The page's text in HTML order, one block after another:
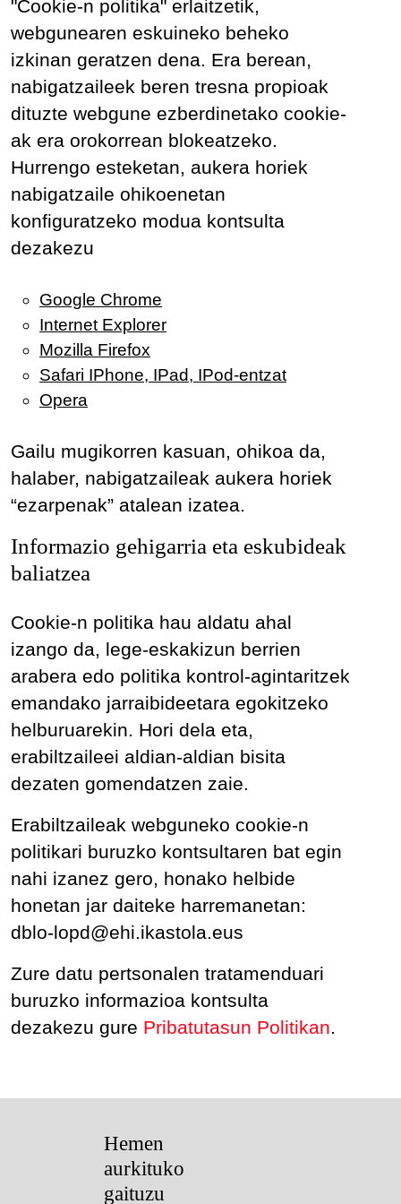
"Cookie-n politika" erlaitzetik,
webgunearen eskuineko beheko
izkinan geratzen dena. Era berean,
nabigatzaileek beren tresna propioak
dituzte webgune ezberdinetako cookie-
ak era orokorrean blokeatzeko.
Hurrengo esteketan, aukera horiek
nabigatzaile ohikoenetan
konfiguratzeko modua kontsulta
dezakezu
Google Chrome
Internet Explorer
Mozilla Firefox
Safari IPhone, IPad, IPod-entzat
Opera
Gailu mugikorren kasuan, ohikoa da,
halaber, nabigatzaileak aukera horiek
“ezarpenak” atalean izatea.
Informazio gehigarria eta eskubideak
baliatzea
Cookie-n politika hau aldatu ahal
izango da, lege-eskakizun berrien
arabera edo politika kontrol-agintaritzek
emandako jarraibideetara egokitzeko
helburuarekin. Hori dela eta,
erabiltzaileei aldian-aldian bisita
dezaten gomendatzen zaie.
Erabiltzaileak webguneko cookie-n
politikari buruzko kontsultaren bat egin
nahi izanez gero, honako helbide
honetan jar daiteke harremanetan:
dblo-lopd@ehi.ikastola.eus
Zure datu pertsonalen tratamenduari
buruzko informazioa kontsulta
dezakezu gure Pribatutasun Politikan.
Hemen
aurkituko
gaituzu